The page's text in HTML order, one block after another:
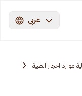
عربي
موارد الحجاز الطبية